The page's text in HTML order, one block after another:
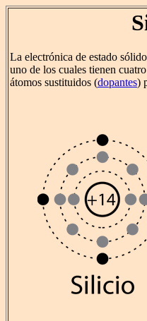
La electrónica de estado
uno de los cuales tienen cuatro
átomos sustituidos (dopantes)